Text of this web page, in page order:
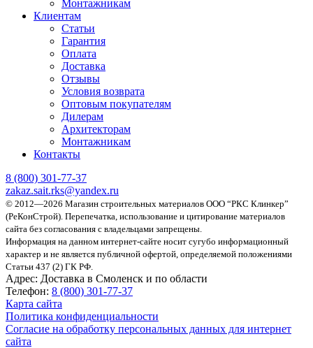
Монтажникам
Клиентам
Статьи
Гарантия
Оплата
Доставка
Отзывы
Условия возврата
Оптовым покупателям
Дилерам
Архитекторам
Монтажникам
Контакты
8 (800) 301-77-37
zakaz.sait.rks@yandex.ru
© 2012—2026 Магазин строительных материалов ООО “РКС Клинкер”
(РеКонСтрой). Перепечатка, использование и цитирование материалов
сайта без согласования с владельцами запрещены.
Информация на данном интернет-сайте носит сугубо информационный
характер и не является публичной офертой, определяемой положениями
Статьи 437 (2) ГК РФ.
Адрес: Доставка в Смоленск и по области
Телефон: 8 (800) 301-77-37
Карта сайта
Политика конфиденциальности
Согласие на обработку персональных данных для интернет
сайта